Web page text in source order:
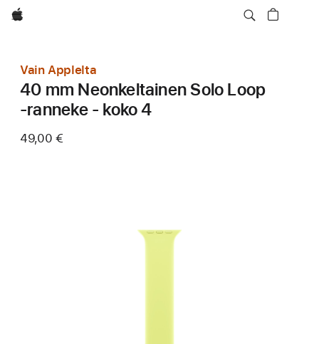
Apple
Vain Applelta
40 mm Neonkeltainen Solo Loop
‑ranneke - koko 4
49,00 €